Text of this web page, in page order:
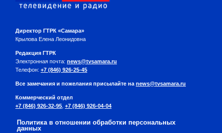
Директор ГТРК «Самара»
Крылова Елена Леонидовна
Редакция ГТРК
Электронная почта: news@tvsamara.ru
Телефон: +7 (846) 926-25-45
Все замечания и пожелания присылайте на news@tvsamara.ru
Коммерческий отдел
+7 (846) 926-32-95 +7 (846) 926-04-04
Политика в отношении обработки персональных
данных